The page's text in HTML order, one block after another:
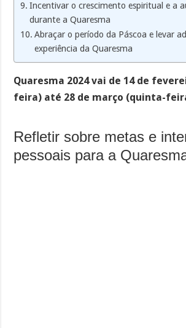
Incentivar o crescimento espiritual e a
durante a Quaresma
Abraçar o período da Páscoa e levar
experiência da Quaresma
Quaresma 2024 vai de 14 de
feira) até 28 de março (quinta-
Refletir sobre metas e
pessoais para a